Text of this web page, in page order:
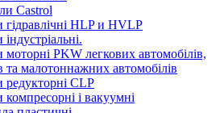
Castrol
гідравлічні HLP и HVLP
PKW легкових автомобілів,
та малотоннажних автомобілів
редукторні CLP
і вакуумні